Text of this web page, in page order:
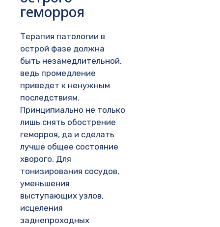
геморроя
Терапия патологии в
острой фазе должна
быть незамедлительной,
ведь промедление
приведет к ненужным
последствиям.
Принципиально не только
лишь снять обострение
геморроя, да и сделать
лучше общее состояние
хворого. Для
тонизирования сосудов,
уменьшения
выступающих узлов,
исцеления
заднепроходных